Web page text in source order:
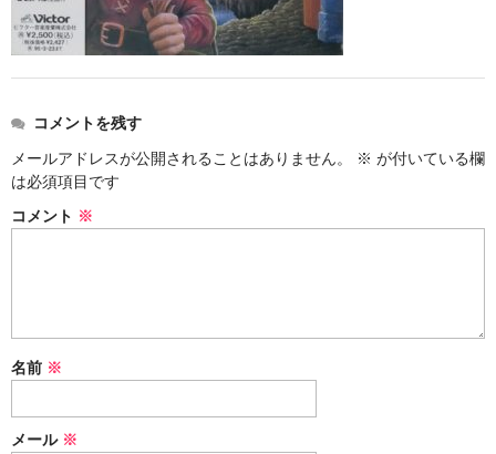
ブリティッシュ・ロック
イタリアン・ロック
日本のプログレ
ジャパニーズ
メンバー
コメントを残す
メールアドレスが公開されることはありません。
※ が付いている欄
は必須項目です
コメント ※
名前 ※
メール ※